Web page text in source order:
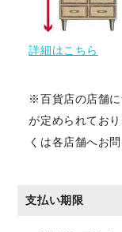
詳細はこちら
※百貨店の店舗
が定められてお
くは各店舗へお
支払い期限